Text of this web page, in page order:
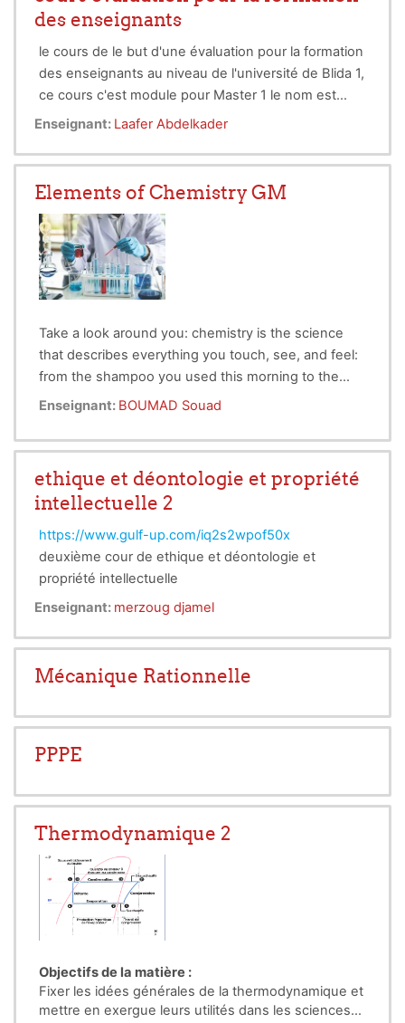
lisent and comprehend basic functional scientific
des enseignants
le cours de le but d'une évaluation pour la formation
des enseignants au niveau de l'université de Blida 1,
ce cours c'est module pour Master 1 le nom est
physique des bâtiment
Enseignant: Laafer Abdelkader
Elements of Chemistry GM
Take a look around you: chemistry is the science
that describes everything you touch, see, and feel:
from the shampoo you used this morning to the
plastic container that holds your lunch!. In this
beginning with the basics of the atom and its
properties of matter and the chemical changes and
reactions that take place all the time in our world.
Enseignant: BOUMAD Souad
ethique et déontologie et propriété
intellectuelle 2
https://www.gulf-up.com/iq2s2wpof50x
deuxième cour de ethique et déontologie et
propriété intellectuelle
Enseignant: merzoug djamel
Mécanique Rationnelle
PPPE
Thermodynamique 2
Objectifs de la matière :
Fixer les idées générales de la thermodynamique et
mettre en exergue leurs utilités dans les sciences